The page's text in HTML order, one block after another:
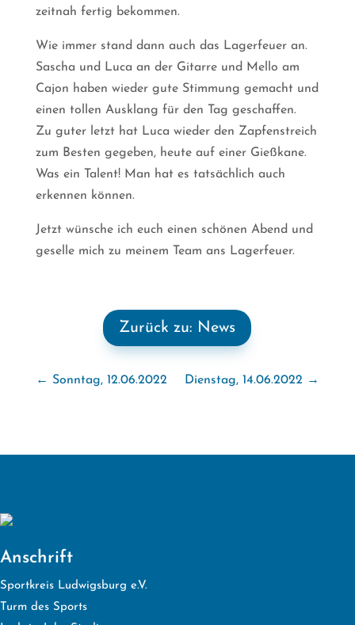
zeitnah fertig bekommen.
Wie immer stand dann auch das Lagerfeuer an.
Sascha und Luca an der Gitarre und Mello am
Cajon haben wieder gute Stimmung gemacht und
einen tollen Ausklang für den Tag geschaffen.
Zu guter letzt hat Luca wieder den Zapfenstreich
zum Besten gegeben, heute auf einer Gießkane.
Was ein Talent! Man hat es tatsächlich auch
erkennen können.
Jetzt wünsche ich euch einen schönen Abend und
geselle mich zu meinem Team ans Lagerfeuer.
Zurück zu: News
← Sonntag, 12.06.2022 Dienstag, 14.06.2022 →
Anschrift
Sportkreis Ludwigsburg e.V.
Turm des Sports